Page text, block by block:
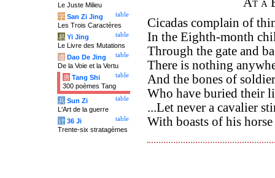
Cicadas complain of
In the Eighth-month
Through the gate and
There is nothing
And the bones of
Who have buried their
...Let never a cavalier
With boasts of his
Le Juste Milieu
table
字 San Zi Jing
Les Trois Caractères
table
易 Yi Jing
Le Livre des Mutations
table
道 Dao De Jing
De la Voie et la Vertu
table
唐 Tang Shi
300 poèmes Tang
table
兵 Sun Zi
L'Art de la guerre
table
计 36 Ji
Trente-six stratagèmes